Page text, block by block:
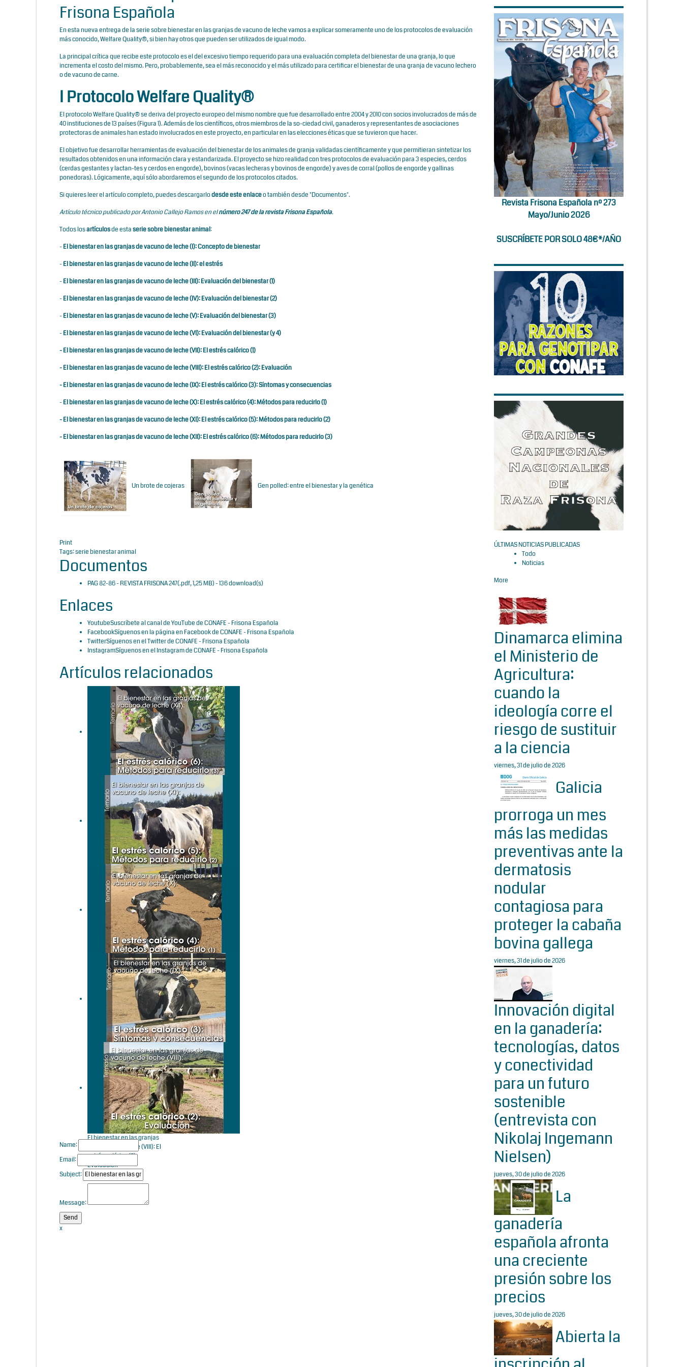
Frisona Española
En esta nueva entrega de la serie sobre bienestar en las granjas de vacuno de leche vamos a explicar someramente uno de los protocolos de evaluación
más conocido, Welfare Quality®, si bien hay otros que pueden ser utilizados de igual modo.
La principal crítica que recibe este protocolo es el del excesivo tiempo requerido para una evaluación completa del bienestar de una granja, lo que
incrementa el costo del mismo. Pero, probablemente, sea el más reconocido y el más utilizado para certificar el bienestar de una granja de vacuno lechero
o de vacuno de carne.
l Protocolo Welfare Quality®
El protocolo Welfare Quality® se deriva del proyecto europeo del mismo nombre que fue desarrollado entre 2004 y 2010 con socios involucrados de más de
40 instituciones de 13 países (Figura 1). Además de los científicos, otros miembros de la so-ciedad civil, ganaderos y representantes de asociaciones
protectoras de animales han estado involucrados en este proyecto, en particular en las elecciones éticas que se tuvieron que hacer.
El objetivo fue desarrollar herramientas de evaluación del bienestar de los animales de granja validadas científicamente y que permitieran sintetizar los
resultados obtenidos en una información clara y estandarizada. El proyecto se hizo realidad con tres protocolos de evaluación para 3 especies, cerdos
(cerdas gestantes y lactan-tes y cerdos en engorde), bovinos (vacas lecheras y bovinos de engorde) y aves de corral (pollos de engorde y gallinas
ponedoras). Lógicamente, aquí sólo abordaremos el segundo de los protocolos citados.
Si quieres leer el artículo completo, puedes descargarlodesde este enlaceo también desde "Documentos".
Artículo técnico publicado por Antonio Callejo Ramos en elnúmero 247 de la revista Frisona Española.
Todos losartículosde estaserie sobre bienestar animal:
-El bienestar en las granjas de vacuno de leche (I): Concepto de bienestar
-El bienestar en las granjas de vacuno de leche (II): el estrés
-El bienestar en las granjas de vacuno de leche (III): Evaluación del bienestar (1)
-El bienestar en las granjas de vacuno de leche (IV): Evaluación del bienestar (2)
-El bienestar en las granjas de vacuno de leche (V): Evaluación del bienestar (3)
-El bienestar en las granjas de vacuno de leche (VI): Evaluación del bienestar (y 4)
-El bienestar en las granjas de vacuno de leche (VII): El estrés calórico (1)
-El bienestar en las granjas de vacuno de leche (VIII): El estrés calórico (2): Evaluación
-El bienestar en las granjas de vacuno de leche (IX): El estrés calórico (3): Síntomas y consecuencias
-El bienestar en las granjas de vacuno de leche (X): El estrés calórico (4): Métodos para reducirlo (1)
-El bienestar en las granjas de vacuno de leche (XI): El estrés calórico (5): Métodos para reducirlo (2)
-El bienestar en las granjas de vacuno de leche (XII): El estrés calórico (6): Métodos para reducirlo (3)
Un brote de cojeras Gen polled: entre el bienestar y la genética
Print
Tags:serie bienestar animal
Documentos
PAG 82-86 - REVISTA FRISONA 247(.pdf,1,25 MB) - 136 download(s)
Enlaces
YoutubeSuscríbete al canal de YouTube de CONAFE - Frisona Española
FacebookSíguenos en la página en Facebook de CONAFE - Frisona Española
TwitterSíguenos en el Twitter de CONAFE - Frisona Española
InstagramSíguenos en el Instagram de CONAFE - Frisona Española
Artículos relacionados
El bienestar en las granjas
de vacuno de leche (XII): El
estrés calórico (6): Métodos
para reducirlo (3)
El bienestar en las granjas
de vacuno de leche (XI): El
estrés calórico (5): Métodos
para reducirlo (2)
El bienestar en las granjas
de vacuno de leche (X): El
estrés calórico (4): Métodos
para reducirlo (1)
El bienestar en las granjas
de vacuno de leche (IX): El
estrés calórico (3): Síntomas
y consecuencias
El bienestar en las granjas
de vacuno de leche (VIII): El
estrés calórico (2):
Evaluación
Name:
Email:
Subject:
Message:
x
Revista Frisona Española nº 273
Mayo/Junio 2026
SUSCRÍBETE POR SOLO 48€*/AÑO
ÚLTIMAS NOTICIAS PUBLICADAS
Todo
Noticias
More
Dinamarca elimina
el Ministerio de
Agricultura:
cuando la
ideología corre el
riesgo de sustituir
a la ciencia
viernes, 31 de julio de 2026
Galicia
prorroga un mes
más las medidas
preventivas ante la
dermatosis
nodular
contagiosa para
proteger la cabaña
bovina gallega
viernes, 31 de julio de 2026
Innovación digital
en la ganadería:
tecnologías, datos
y conectividad
para un futuro
sostenible
(entrevista con
Nikolaj Ingemann
Nielsen)
jueves, 30 de julio de 2026
La
ganadería
española afronta
una creciente
presión sobre los
precios
jueves, 30 de julio de 2026
Abierta la